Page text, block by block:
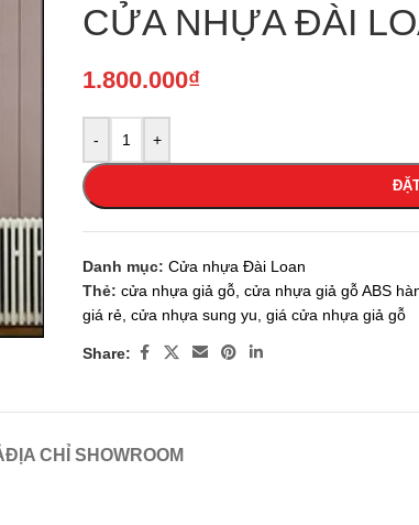
CỬA NHỰA ĐÀI
1.800.000₫
- +
Danh mục: Cửa nhựa Đài Loan
Thẻ: cửa nhựa giả gỗ cửa nhựa giả gỗ ABS
giá rẻ cửa nhựa sung yu giá cửa nhựa giả gỗ
Share:
ĐỊA CHỈ SHOWROOM